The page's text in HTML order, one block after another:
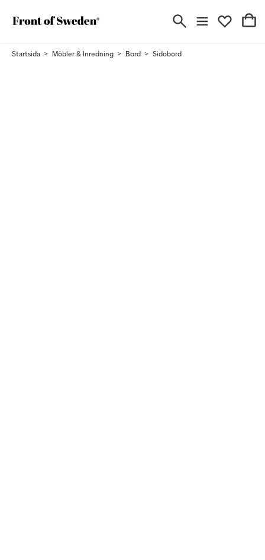
Startsida Möbler & Inredning Bord Sidobord